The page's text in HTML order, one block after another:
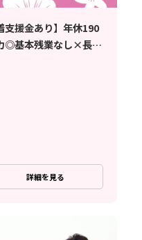
支援金あり】年休190
◎基本残業なし×長期
詳細を見る